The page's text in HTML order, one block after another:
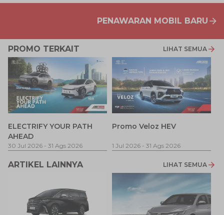
PENAWARAN MOBIL BARU
PROMO TERKAIT LIHAT SEMUA
ELECTRIFY YOUR PATH
AHEAD
30 Jul 2026 - 31 Ags 2026
Promo Veloz HEV
1 Jul 2026 - 31 Ags 2026
ARTIKEL LAINNYA LIHAT SEMUA